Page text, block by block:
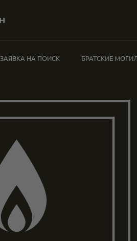
ЗАЯВКА НА ПОИСК БРАТСКИЕ